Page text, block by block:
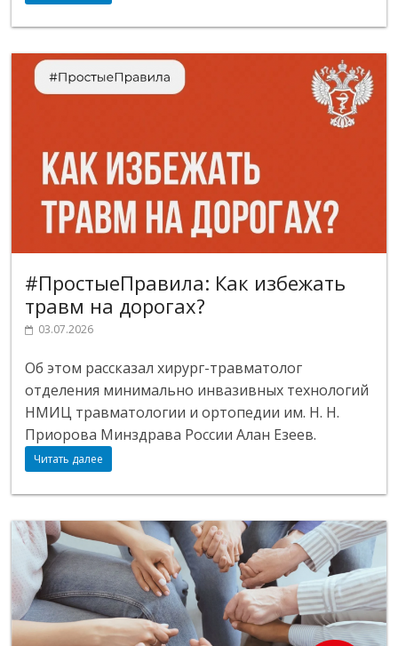
#ПростыеПравила: Как избежать
травм на дорогах?
03.07.2026
Об этом рассказал хирург-травматолог
отделения минимально инвазивных технологий
НМИЦ травматологии и ортопедии им. Н. Н.
Приорова Минздрава России Алан Езеев.
Читать далее